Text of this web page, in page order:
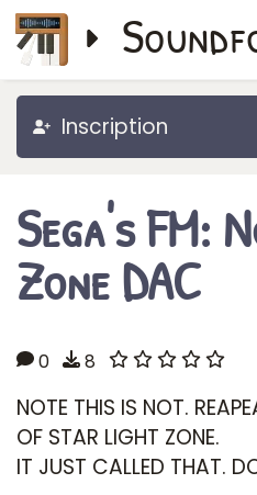
Inscription
Sega's FM:
Zone DAC
0 8
NOTE THIS IS NOT.
OF STAR LIGHT ZONE.
IT JUST CALLED THAT.